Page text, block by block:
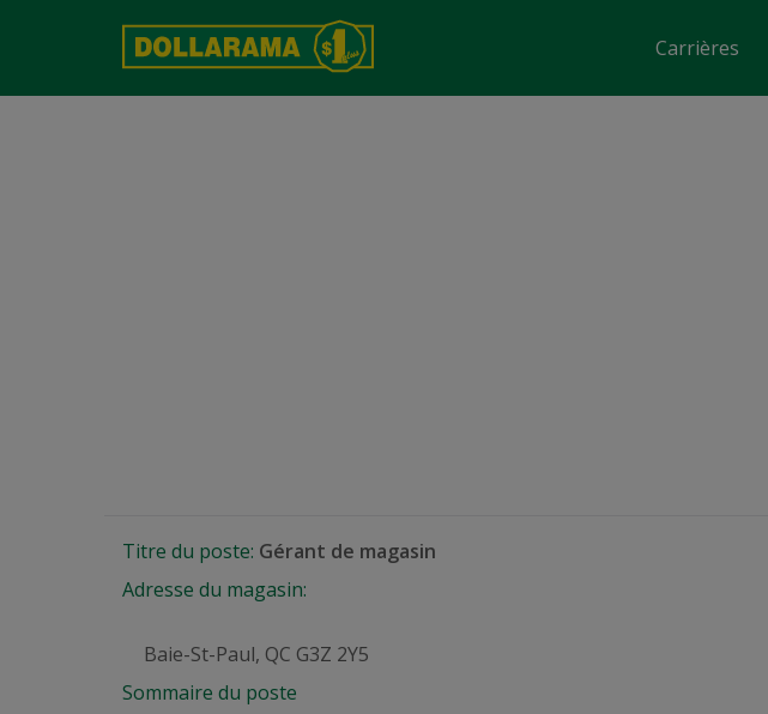
Carrières
Titre du poste: Gérant de magasin
Adresse du magasin:
Baie-St-Paul, QC G3Z 2Y5
Sommaire du poste